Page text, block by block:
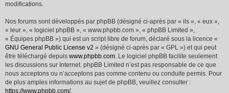
modifications.
Nos forums sont développés par phpBB (désigné ci-après par « ils », « eux »,
« leur », « logiciel phpBB », « www.phpbb.com », « phpBB Limited »,
« Équipes phpBB ») qui est un script libre de forum, déclaré sous la licence «
GNU General Public License v2 » (désigné ci-après par « GPL ») et qui peut
être téléchargé depuis www.phpbb.com. Le logiciel phpBB facilite seulement
les discussions sur Internet. phpBB Limited n’est pas responsable de ce que
nous acceptons ou n’acceptons pas comme contenu ou conduite permis. Pour
de plus amples informations au sujet de phpBB, veuillez consulter :
https://www.phpbb.com/.